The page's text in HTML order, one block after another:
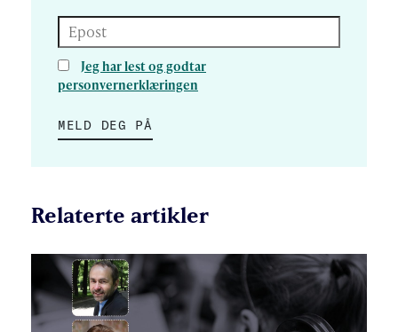
Epost
Jeg har lest og godtar
personvernerklæringen
MELD DEG PÅ
Relaterte artikler